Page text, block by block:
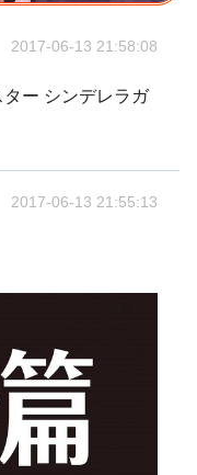
2017-06-13 21:58:08
ー シンデレラガ
2017-06-13 21:55:13